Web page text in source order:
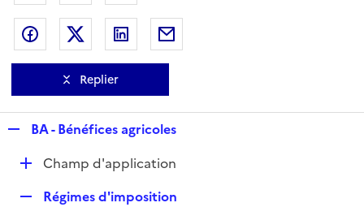
Partager sur Facebook
Partager sur Twitter
Partager sur LinkedIn
Replier
p
BA - Bénéfices agricoles
DChamp d'application
Régimes d'imposition